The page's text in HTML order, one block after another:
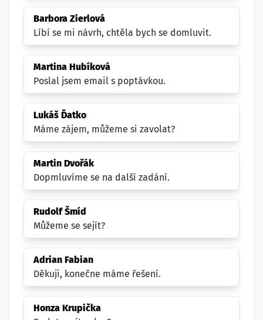
Barbora Zierlová
Líbí se mi návrh, chtěla bych se domluvit.
Martina Hubíková
Poslal jsem email s poptávkou.
Lukáš Ďatko
Máme zájem, můžeme si zavolat?
Martin Dvořák
Dopmluvíme se na další zadání.
Rudolf Šmíd
Můžeme se sejít?
Adrian Fabian
Děkuji, konečne máme řešení.
Honza Krupička